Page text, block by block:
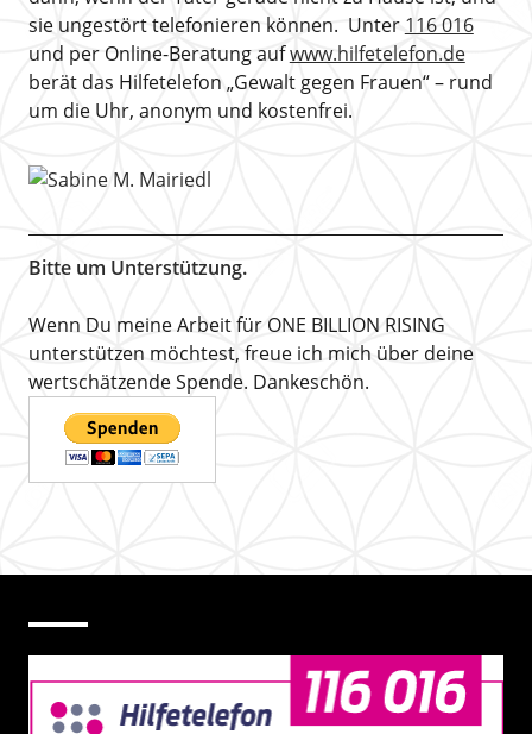
sie ungestört telefonieren können. Unter 116 016
und per Online-Beratung aufwww.hilfetelefon.de
berät das Hilfetelefon „Gewalt gegen Frauen“ – rund
um die Uhr, anonym und kostenfrei.
Bitte um Unterstützung.
Wenn Du meine Arbeit für ONE BILLION RISING
unterstützen möchtest, freue ich mich über deine
wertschätzende Spende. Dankeschön.